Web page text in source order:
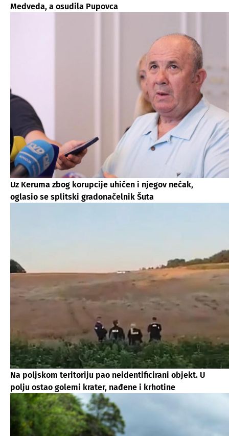
Medveda, a osudila Pupovca
Uz Keruma zbog korupcije uhićen i njegov nećak,
oglasio se splitski gradonačelnik Šuta
Na poljskom teritoriju pao neidentificirani objekt. U
polju ostao golemi krater, nađene i krhotine